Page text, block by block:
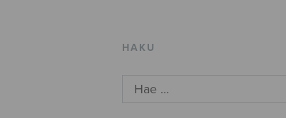
HAKU